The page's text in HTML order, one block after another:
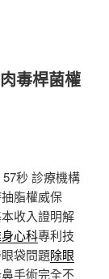
毒桿菌權
秒 診療機構
脂權威保
收入證明解
心科專利技
袋問題除眼
手術完全不